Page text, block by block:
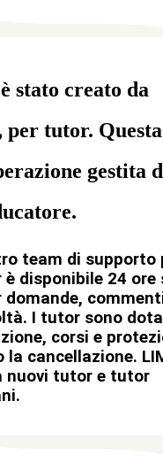
stato creato da
per tutor.
gestita
team di supporto
disponibile 24 ore
domande,
I tutor sono
corsi e
la cancellazione.
nuovi tutor e tutor